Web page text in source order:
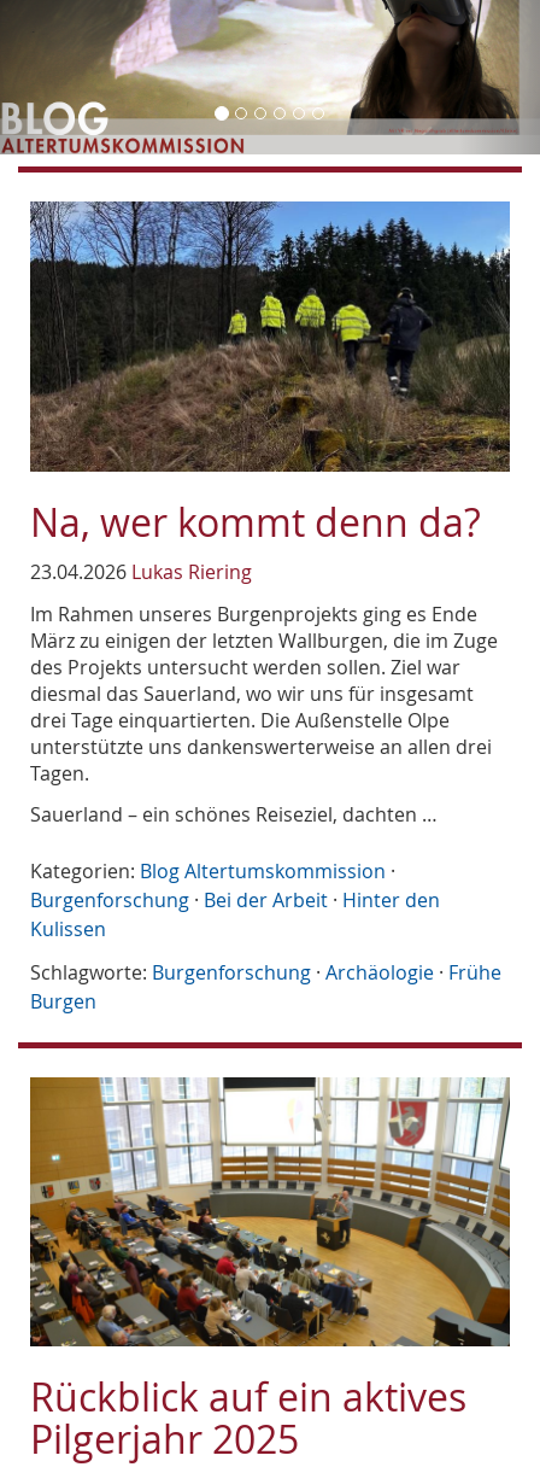
Na, wer kommt denn da?
23.04.2026 Lukas Riering
Im Rahmen unseres Burgenprojekts ging es Ende
März zu einigen der letzten Wallburgen, die im Zuge
des Projekts untersucht werden sollen. Ziel war
diesmal das Sauerland, wo wir uns für insgesamt
drei Tage einquartierten. Die Außenstelle Olpe
unterstützte uns dankenswerterweise an allen drei
Tagen.
Sauerland – ein schönes Reiseziel, dachten …
Kategorien: Blog Altertumskommission ·
Burgenforschung · Bei der Arbeit · Hinter den
Kulissen
Schlagworte: Burgenforschung · Archäologie · Frühe
Burgen
Rückblick auf ein aktives
Pilgerjahr 2025